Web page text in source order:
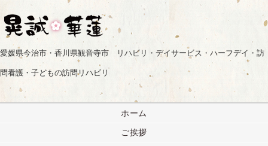
愛媛県今治市・香川県観音寺市 リハビリ・デイサービス・ハーフデイ・訪
問看護・子どもの訪問リハビリ
ホーム
ご挨拶